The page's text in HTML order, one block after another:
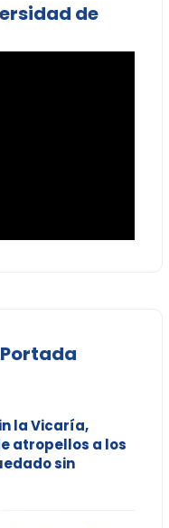
de
la Vicaría,
atropellos a los
sin